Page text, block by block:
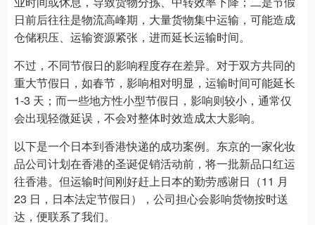
日前后往往是物流高峰期，大量货物集中运输，可能造成
仓储积压、运输资源紧张，进而延长运输时间。
不过，不同节假日的影响程度存在差异。对于双方共同的
重大节假日，如春节，影响相对明显，运输时间可能延长
1-3 天；而一些地方性小型节假日，影响则较小，通常仅
会出现轻微延误，不会对整体时效造成太大影响。
以下是一个日本到香港快递的成功案例。东京的一家化妆
品公司计划在香港的圣诞促销活动前，将一批新品口红运
往香港。但运输时间刚好赶上日本的勤劳感谢日（11 月
23 日，日本法定节假日），公司担心会影响货物按时送
达，便联系了我们。